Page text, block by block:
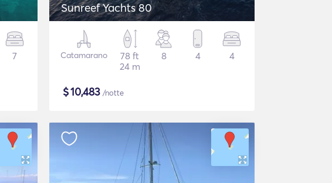
7
Sunreef Yachts 80
Catamarano
78 ft
24 m
8 4 4
$10,483 /notte